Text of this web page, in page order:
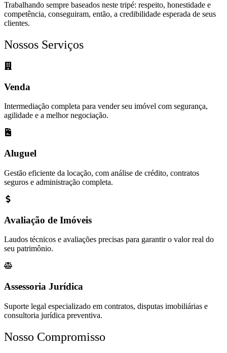
Trabalhando sempre baseados neste tripé: respeito, honestidade e
competência, conseguiram, então, a credibilidade esperada de seus
clientes.
Nossos Serviços
Venda
Intermediação completa para vender seu imóvel com segurança,
agilidade e a melhor negociação.
Aluguel
Gestão eficiente da locação, com análise de crédito, contratos
seguros e administração completa.
Avaliação de Imóveis
Laudos técnicos e avaliações precisas para garantir o valor real do
seu patrimônio.
Assessoria Jurídica
Suporte legal especializado em contratos, disputas imobiliárias e
consultoria jurídica preventiva.
Nosso Compromisso